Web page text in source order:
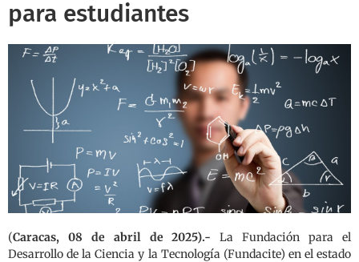
para estudiantes
(Caracas, 08 de abril de 2025).-La Fundación para el
Desarrollo de la Ciencia y la Tecnología (Fundacite) en el estado